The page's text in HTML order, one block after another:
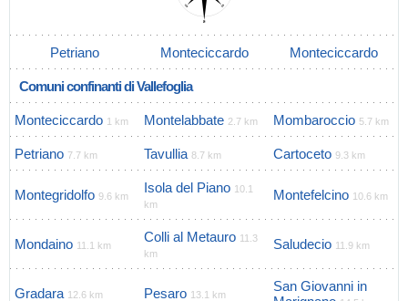
Petriano Monteciccardo Monteciccardo
Comuni confinanti di Vallefoglia
Monteciccardo 1 km Montelabbate 2.7 km Mombaroccio 5.7 km
Petriano 7.7 km Tavullia 8.7 km Cartoceto 9.3 km
Montegridolfo 9.6 km
Isola del Piano 10.1
km
Montefelcino 10.6 km
Mondaino 11.1 km
Colli al Metauro 11.3
km
Saludecio 11.9 km
Gradara 12.6 km Pesaro 13.1 km
San Giovanni in